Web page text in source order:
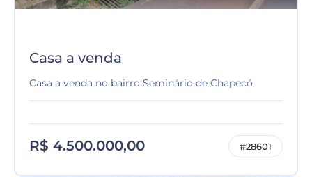
Casa a venda
Casa a venda no bairro Seminário de Chapecó
R$ 4.500.000,00 #28601